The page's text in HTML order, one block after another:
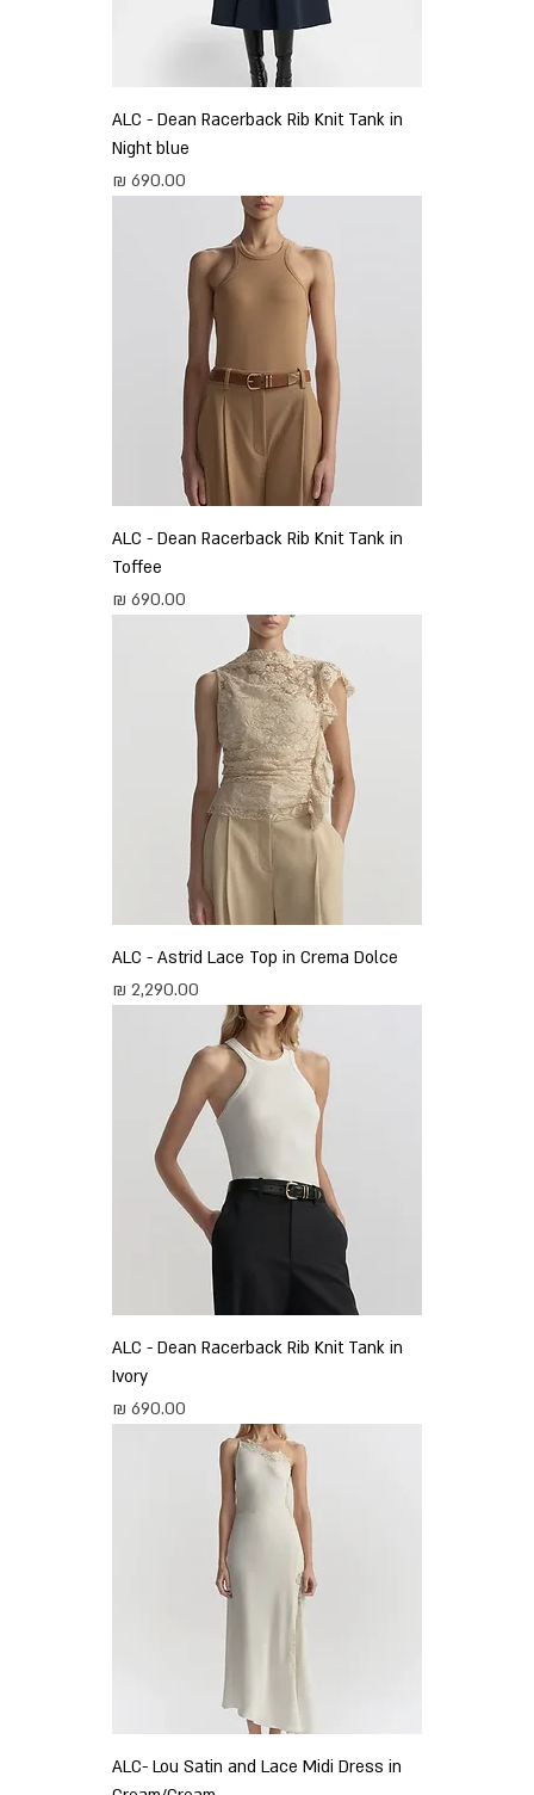
ALC - Dean Racerback Rib Knit Tank in
Night blue
מחיר
ALC - Dean Racerback Rib Knit Tank in
Toffee
מחיר
ALC - Astrid Lace Top in Crema Dolce
מחיר
ALC - Dean Racerback Rib Knit Tank in
Ivory
מחיר
ALC- Lou Satin and Lace Midi Dress in